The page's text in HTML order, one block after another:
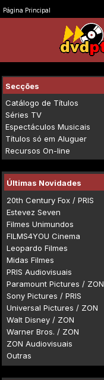
Página Principal
Secções
Catálogo de Títulos
Séries TV
Espectáculos Musicais
Títulos só em Aluguer
Recursos On-line
Últimas Novidades
20th Century Fox / PRIS
Estevez Seven
Filmes Unimundos
FILMS4YOU Cinema
Leopardo Filmes
Midas Filmes
PRIS Audiovisuais
Paramount Pictures / ZON
Sony Pictures / PRIS
Universal Pictures / ZON
Walt Disney / ZON
Warner Bros. / ZON
ZON Audiovisuais
Outras